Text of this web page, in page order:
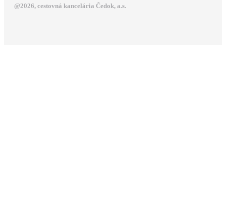
@2026, cestovná kancelária Čedok, a.s.